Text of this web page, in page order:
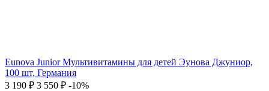
Eunova Junior Мультивитамины для детей Эунова Джуниор,
100 шт, Германия
3 190 ₽ 3 550 ₽ -10%